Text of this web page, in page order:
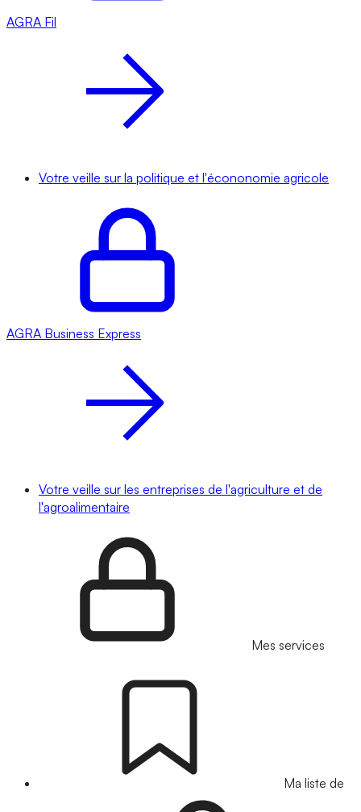
AGRA Fil
Votre veille sur la politique et l'écononomie agricole
AGRA Business Express
Votre veille sur les entreprises de l'agriculture et de
l'agroalimentaire
Mes services
Ma liste de